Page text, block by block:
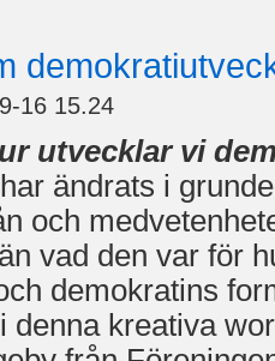
16 15.24
utvecklar vi
ändrats i
och
vad den var för
demokratins
denna kreativa